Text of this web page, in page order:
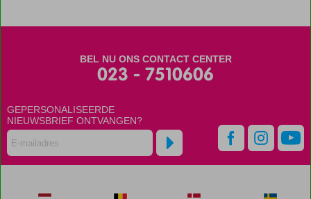
BEL NU ONS CONTACT CENTER
023 - 7510606
GEPERSONALISEERDE
NIEUWSBRIEF ONTVANGEN?